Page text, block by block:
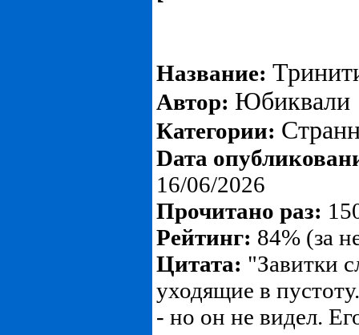
Название:
Автор: Юбиквали
Категории:
Dата
16/06/2026
Прочитано раз:
Рейтинг: 84% (за
Цитата: "Завитки
уходящие в
- но он не видел.